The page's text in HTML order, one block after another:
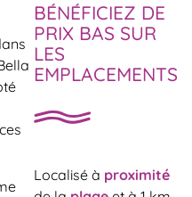
BÉNÉFICIEZ DE
PRIX BAS SUR
LES
EMPLACEMENTS
Localisé à proximité